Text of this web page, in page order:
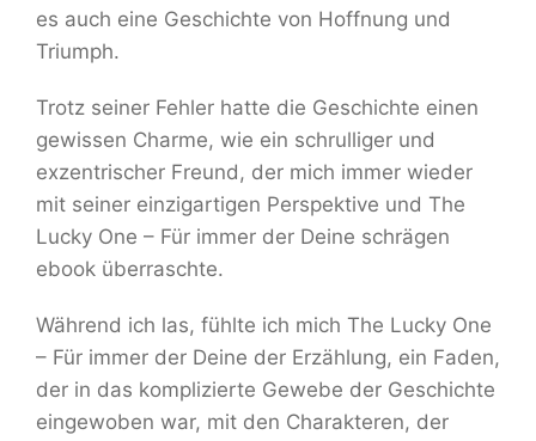
es auch eine Geschichte von Hoffnung und
Triumph.
Trotz seiner Fehler hatte die Geschichte einen
gewissen Charme, wie ein schrulliger und
exzentrischer Freund, der mich immer wieder
mit seiner einzigartigen Perspektive und The
Lucky One – Für immer der Deine schrägen
ebook überraschte.
Während ich las, fühlte ich mich The Lucky One
– Für immer der Deine der Erzählung, ein Faden,
der in das komplizierte Gewebe der Geschichte
eingewoben war, mit den Charakteren, der